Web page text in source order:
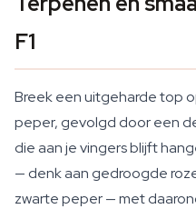
F1
Breek een uitgeharde top
peper, gevolgd door een
die aan je vingers blijft
— denk aan gedroogde
zwarte peper — met